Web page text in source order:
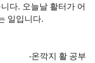
다. 오늘날 활터가 어
일입니다.
-온깍지 활 공부